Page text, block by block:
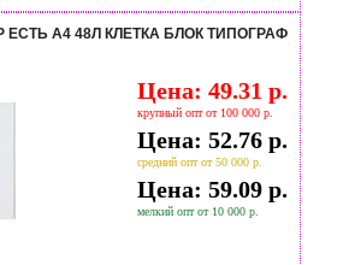
ЕСТЬ А4 48Л КЛЕТКА БЛОК ТИПОГРАФ
Цена: 49.31 р.
крупный опт от 100 000 р.
Цена: 52.76 р.
средний опт от 50 000 р.
Цена: 59.09 р.
мелкий опт от 10 000 р.